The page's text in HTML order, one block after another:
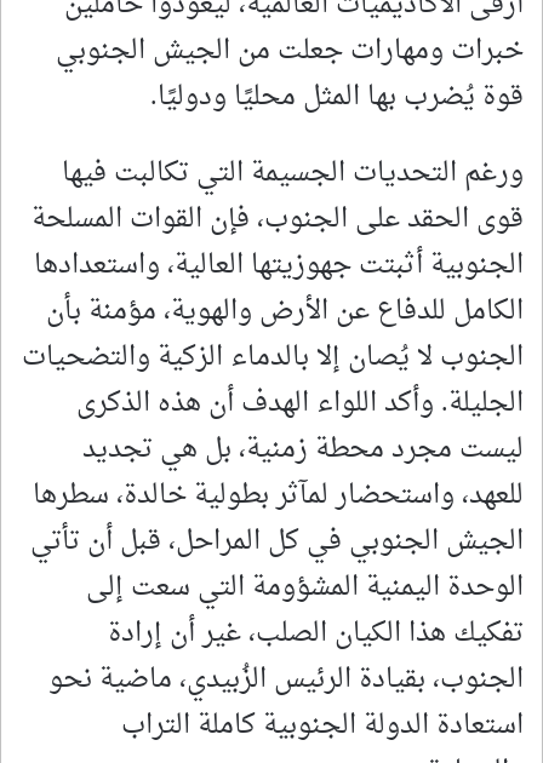
خبرات ومهارات جعلت من الجيش الجنوبي
قوة يُضرب بها المثل محليًا ودوليًا.
ورغم التحديات الجسيمة التي تكالبت فيها
قوى الحقد على الجنوب، فإن القوات المسلحة
الجنوبية أثبتت جهوزيتها العالية، واستعدادها
الكامل للدفاع عن الأرض والهوية، مؤمنة بأن
الجنوب لا يُصان إلا بالدماء الزكية والتضحيات
الجليلة. وأكد اللواء الهدف أن هذه الذكرى
ليست مجرد محطة زمنية، بل هي تجديد
للعهد، واستحضار لمآثر بطولية خالدة، سطرها
الجيش الجنوبي في كل المراحل، قبل أن تأتي
الوحدة اليمنية المشؤومة التي سعت إلى
تفكيك هذا الكيان الصلب، غير أن إرادة
الجنوب، بقيادة الرئيس الزُبيدي، ماضية نحو
استعادة الدولة الجنوبية كاملة التراب